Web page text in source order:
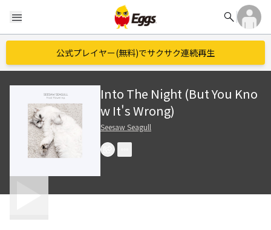
menu search
公式プレイヤー(無料)でサクサク連続再生
Into The Night (But You Kno
w It's Wrong)
Seesaw Seagull